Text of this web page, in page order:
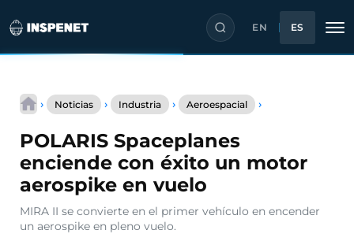
contenido
EN ES
› Noticias › Industria › Aeroespacial ›
éxito
un
en
POLARIS Spaceplanes
enciende con éxito un motor
aerospike en vuelo
MIRA II se convierte en el primer vehículo en encender
un aerospike en pleno vuelo.